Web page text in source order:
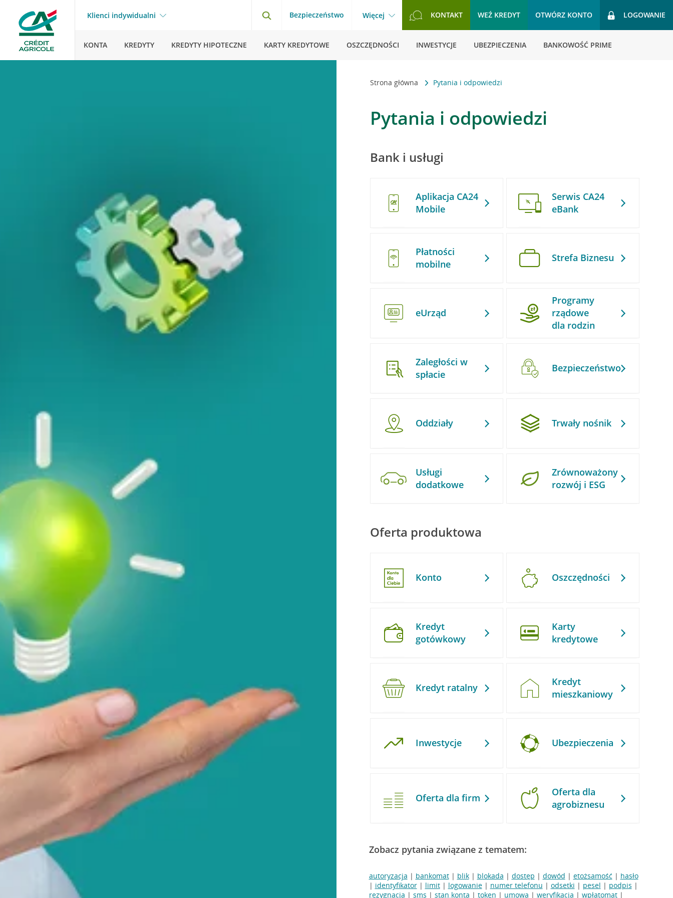
Klienci indywidualni Bezpieczeństwo Więcej KONTAKT WEŹ KREDYT OTWÓRZ KONTO LOGOWANIE
KONTA KREDYTY KREDYTY HIPOTECZNE KARTY KREDYTOWE OSZCZĘDNOŚCI INWESTYCJE UBEZPIECZENIA BANKOWOŚĆ PRIME
Strona główna Pytania i odpowiedzi
Pytania i odpowiedzi
Bank i usługi
Aplikacja CA24
Mobile
Serwis CA24
eBank
Płatności
mobilne
Strefa Biznesu
eUrząd
Programy
rządowe
dla rodzin
Zaległości w
spłacie
Bezpieczeństwo
Oddziały Trwały nośnik
Usługi
dodatkowe
Zrównoważony
rozwój i ESG
Oferta produktowa
Konto Oszczędności
Kredyt
gotówkowy
Karty
kredytowe
Kredyt ratalny
Kredyt
mieszkaniowy
Inwestycje Ubezpieczenia
Oferta dla firm
Oferta dla
agrobiznesu
Zobacz pytania związane z tematem:
autoryzacja | bankomat| blik| blokada | dostęp | dowód | etożsamość | hasło
| identyfikator| limit| logowanie| numer telefonu | odsetki | pesel | podpis |
rezygnacja | sms | stan konta | token | umowa | weryfikacja | wpłatomat|